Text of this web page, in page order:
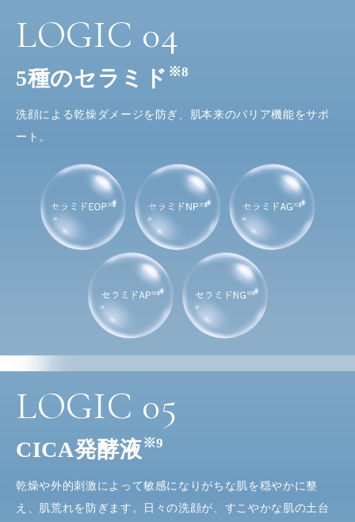
LOGIC 04
5種のセラミド ※8
洗顔による乾燥ダメージを防ぎ、肌本来のバリア機能をサポ
ート。
LOGIC 05
CICA発酵液※9
乾燥や外的刺激によって敏感になりがちな肌を穏やかに整
え、肌荒れを防ぎます。日々の洗顔が、すこやかな肌の土台